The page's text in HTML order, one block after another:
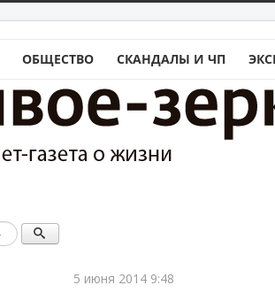
ОБЩЕСТВО СКАНДАЛЫ И ЧП
5 июня 2014 9:48